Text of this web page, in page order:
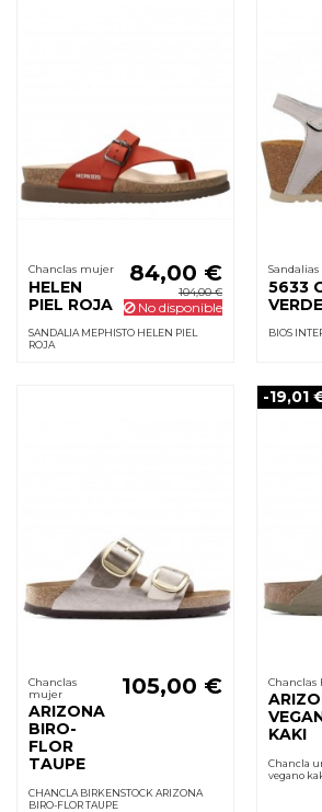
Chanclas mujer
HELEN
PIEL ROJA
84,00 €
104,00 €
No disponible
SANDALIA MEPHISTO HELEN PIEL
ROJA
5633
VERDE
BIOS
Chanclas
mujer
ARIZONA
BIRO-
FLOR
TAUPE
105,00 €
CHANCLA BIRKENSTOCK ARIZONA
BIRO-FLOR TAUPE
-19,01
Chanclas
KAKI
Chancla
vegano